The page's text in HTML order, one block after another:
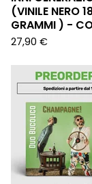
(VINILE NERO
GRAMMI ) -
27,90 €